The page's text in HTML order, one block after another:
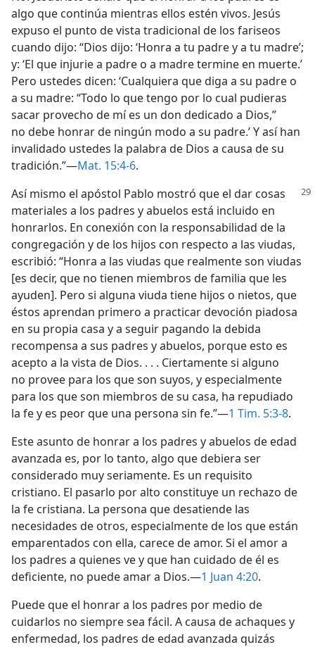
algo que continúa mientras ellos estén vivos. Jesús
expuso el punto de vista tradicional de los fariseos
cuando dijo: “Dios dijo: ‘Honra a tu padre y a tu madre’;
y: ‘El que injurie a padre o a madre termine en muerte.’
Pero ustedes dicen: ‘Cualquiera que diga a su padre o
a su madre: “Todo lo que tengo por lo cual pudieras
sacar provecho de mí es un don dedicado a Dios,”
no debe honrar de ningún modo a su padre.’ Y así han
invalidado ustedes la palabra de Dios a causa de su
tradición.”—Mat. 15:4-6.
Así mismo el apóstol Pablo mostró que el dar cosas
materiales a los padres y abuelos está incluido en
honrarlos. En conexión con la responsabilidad de la
congregación y de los hijos con respecto a las viudas,
escribió: “Honra a las viudas que realmente son viudas
[es decir, que no tienen miembros de familia que les
ayuden]. Pero si alguna viuda tiene hijos o nietos, que
éstos aprendan primero a practicar devoción piadosa
en su propia casa y a seguir pagando la debida
recompensa a sus padres y abuelos, porque esto es
acepto a la vista de Dios. . . . Ciertamente si alguno
no provee para los que son suyos, y especialmente
para los que son miembros de su casa, ha repudiado
la fe y es peor que una persona sin fe.”—1 Tim. 5:3-8.
Este asunto de honrar a los padres y abuelos de edad
avanzada es, por lo tanto, algo que debiera ser
considerado muy seriamente. Es un requisito
cristiano. El pasarlo por alto constituye un rechazo de
la fe cristiana. La persona que desatiende las
necesidades de otros, especialmente de los que están
emparentados con ella, carece de amor. Si el amor a
los padres a quienes ve y que han cuidado de él es
deficiente, no puede amar a Dios.—1 Juan 4:20.
Puede que el honrar a los padres por medio de
cuidarlos no siempre sea fácil. A causa de achaques y
enfermedad, los padres de edad avanzada quizás